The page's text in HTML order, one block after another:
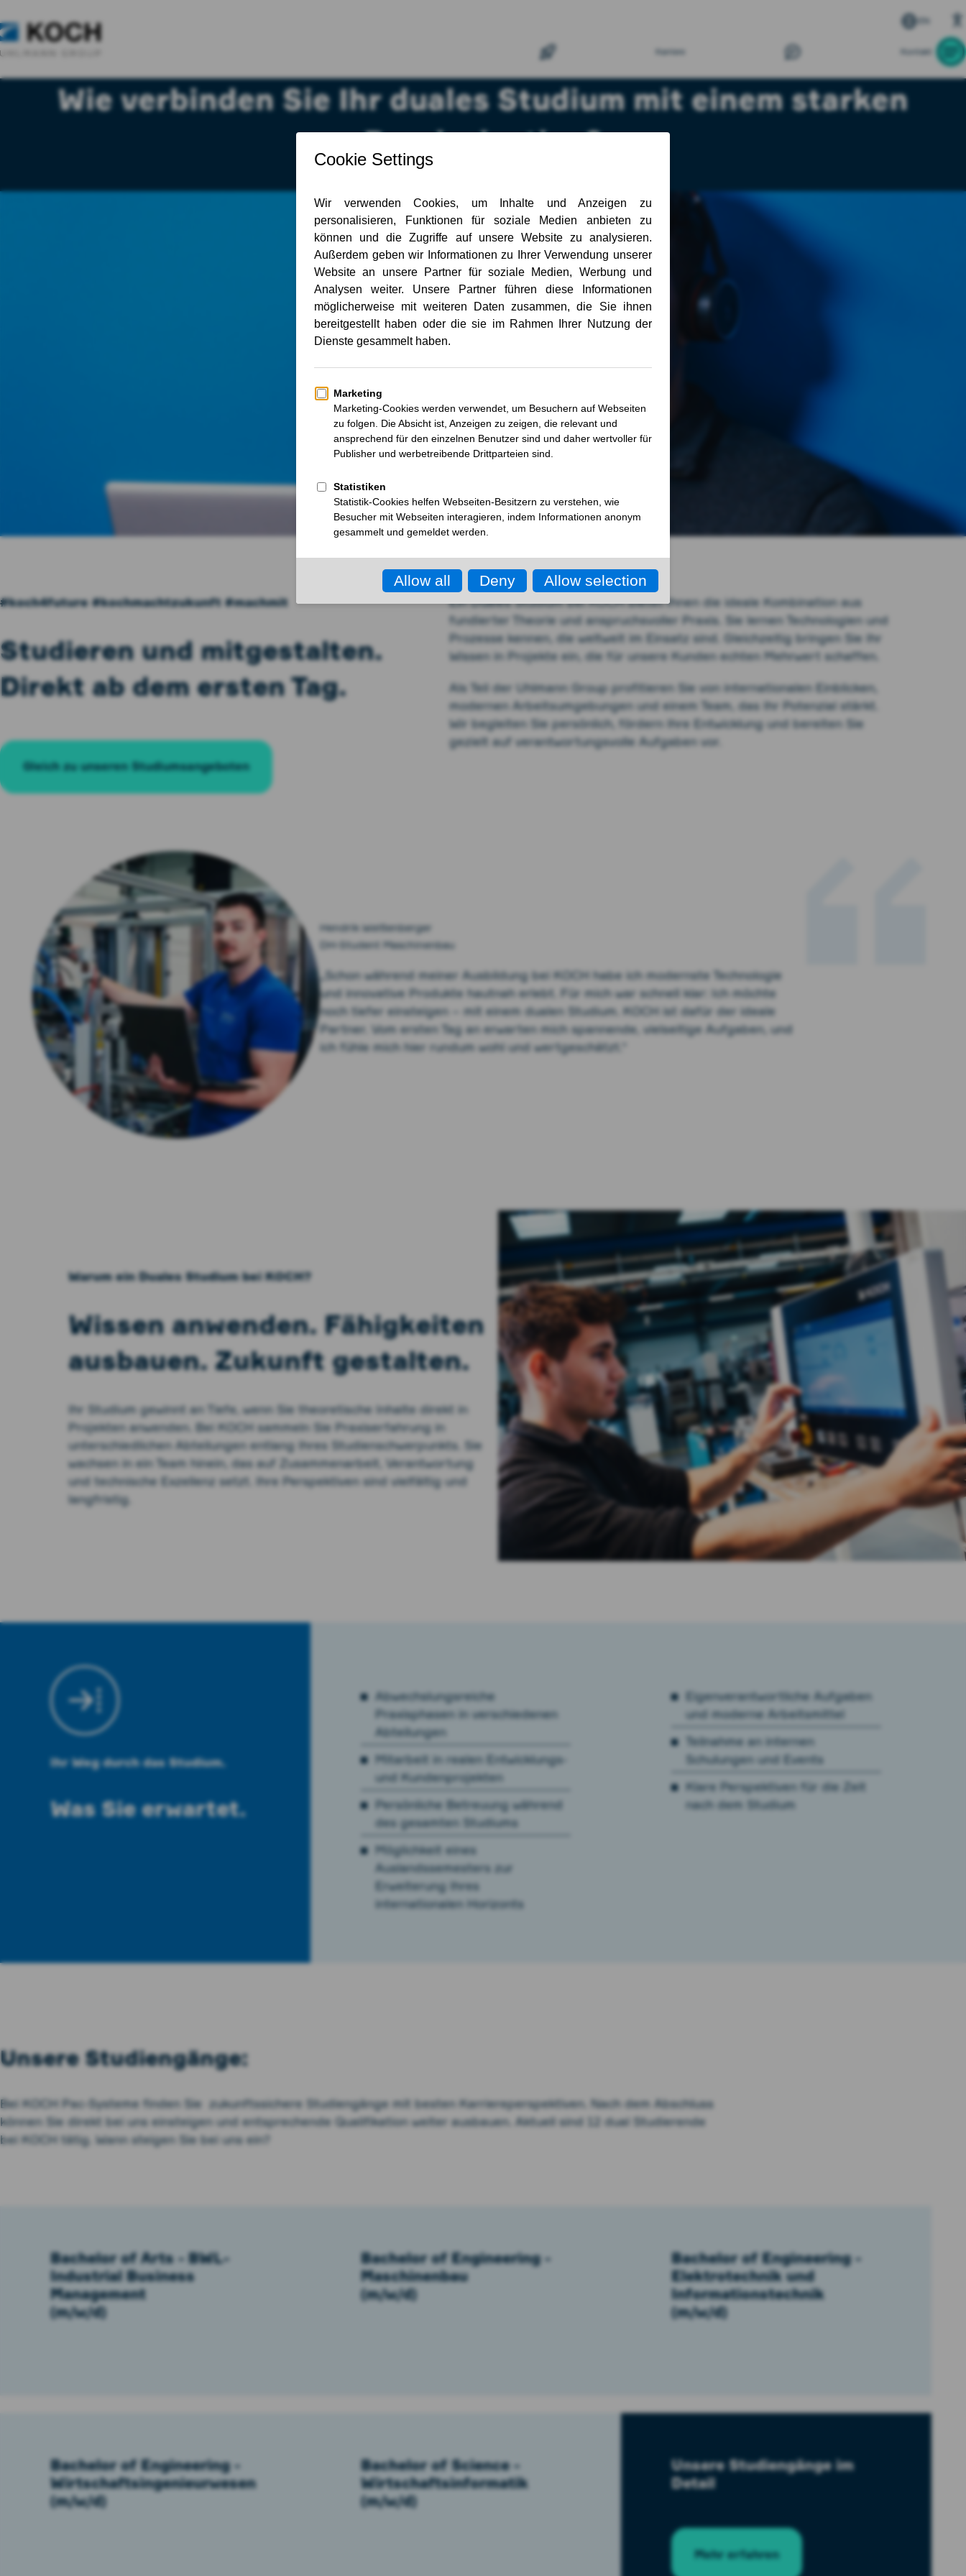
Karriere Kontakt
Wie verbinden Sie Ihr duales Studium mit einem starken
Praxis­einstieg?
#koch4future #kochmachtzukunft #machmit
Studieren und mitgestalten.
Direkt ab dem ersten Tag.
Gleich zu unseren Studiumsangeboten
Ein Duales Studium bei KOCH bietet Ihnen die ideale Kombination aus
fundierter Theorie und anspruchsvoller Praxis. Sie lernen Technologien und
Prozesse kennen, die weltweit im Einsatz sind. Gleichzeitig bringen Sie Ihr
Wissen in Projekte ein, die für unsere Kunden echten Mehrwert schaffen.
Als Teil der Uhlmann Group profitieren Sie von internationalen Einblicken,
modernen Arbeitsumgebungen und einem Team, das Ihr Potenzial stärkt.
Wir begleiten Sie persönlich, fördern Ihre Entwicklung und bereiten Sie
gezielt auf verantwortungsvolle Aufgaben vor.
Hendrik Weißenberger
DH-Student Maschinenbau
„Schon während meiner Ausbildung bei KOCH habe ich modernste Technologie
und innovative Produkte hautnah erlebt. Für mich war schnell klar: Ich möchte
noch tiefer einsteigen – mit einem dualen Studium. KOCH ist dafür der ideale
Partner. Vom ersten Tag an erwarten mich spannende, vielseitige Aufgaben, und
ich fühle mich hier rundum wohl und wertgeschätzt.“
Warum ein Duales Studium bei KOCH?
Wissen anwenden. Fähigkeiten
ausbauen. Zukunft gestalten.
Ihr Studium gewinnt an Tiefe, wenn Sie theoretische Inhalte direkt in
Projekten anwenden. Bei KOCH sammeln Sie Praxiserfahrung in
unterschiedlichen Abteilungen entlang Ihres Studienschwerpunkts. Sie
wachsen in ein Team hinein, das auf Zusammenarbeit, Verantwortung
und technische Exzellenz setzt. Ihre Perspektiven sind vielfältig und
langfristig.
Ihr Weg durch das Studium.
Was Sie erwartet.
Abwechslungsreiche
Praxisphasen in verschiedenen
Abteilungen
Mitarbeit in realen Entwicklungs-
und Kundenprojekten
Persönliche Betreuung während
des gesamten Studiums
Möglichkeit eines
Auslandssemesters zur
Erweiterung Ihres
internationalen Horizonts
Eigenverantwortliche Aufgaben
und moderne Arbeitsmittel
Teilnahme an internen
Schulungen und Events
Klare Perspektiven für die Zeit
nach dem Studium
Unsere Studiengänge:
Bei KOCH Pac-Systeme finden Sie zukunftssichere Studiengänge mit besten Karriereperspektiven. Nach dem Abschluss
können Sie direkt bei uns einsteigen und entsprechende Qualifikation weiter ausbauen. Aktuell sind 12 dual Studierende
bei KOCH tätig. Wann steigen Sie bei uns ein?
Bachelor of Arts - BWL-
Industrial Business
Management
(m/w/d)
Bachelor of Engineering -
Maschinenbau
(m/w/d)
Bachelor of Engineering -
Elektrotechnik und
Informationstechnik
(m/w/d)
Bachelor of Engineering -
Wirt­schafts­ingenieur­wesen
(m/w/d)
Bachelor of Science -
Wirtschaftsinformatik
(m/w/d)
Unsere Studiengänge im
Detail
Mehr erfahren